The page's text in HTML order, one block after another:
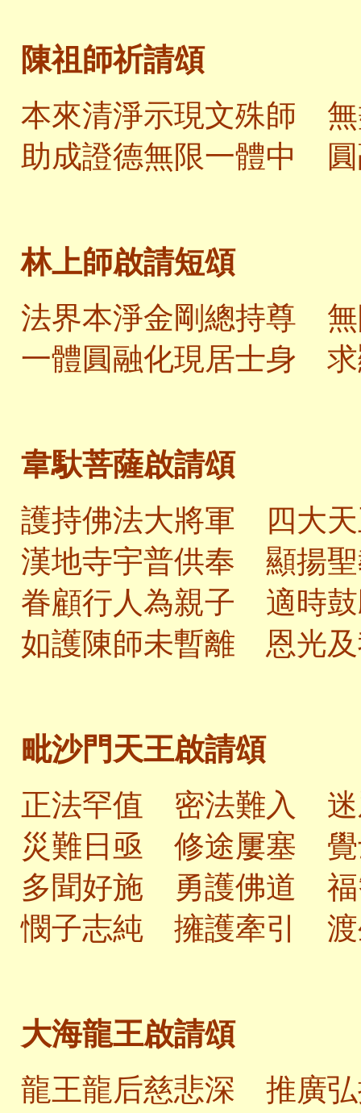
陳祖師祈請頌
本來清淨示現文殊師 無
助成證德無限一體中 圓
林上師啟請短頌
法界本淨金剛總持尊 無
一體圓融化現居士身 求
韋馱菩薩啟請頌
護持佛法大將軍 四大天
漢地寺宇普供奉 顯揚聖
眷顧行人為親子 適時鼓
如護陳師未暫離 恩光及
毗沙門天王啟請頌
正法罕值 密法難入 迷
災難日亟 修途屢塞 覺
多聞好施 勇護佛道 福
憫子志純 擁護牽引 渡
大海龍王啟請頌
龍王龍后慈悲深 推廣弘